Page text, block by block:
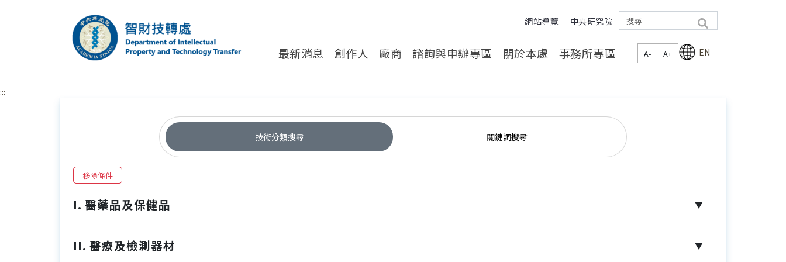
中央研究院智財技轉處對外服務網
網站導覽 中央研究院 search
最新消息 創作人 廠商 諮詢與申辦專區 關於本處 事務所專區 A- A+ EN
:::
技術分類搜尋 關鍵詞搜尋
移除條件
I. 醫藥品及保健品 ▼
II. 醫療及檢測器材 ▼